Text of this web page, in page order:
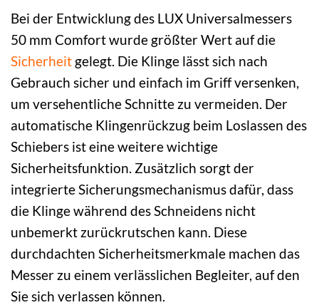
Bei der Entwicklung des LUX Universalmessers
50 mm Comfort wurde größter Wert auf die
Sicherheit gelegt. Die Klinge lässt sich nach
Gebrauch sicher und einfach im Griff versenken,
um versehentliche Schnitte zu vermeiden. Der
automatische Klingenrückzug beim Loslassen des
Schiebers ist eine weitere wichtige
Sicherheitsfunktion. Zusätzlich sorgt der
integrierte Sicherungsmechanismus dafür, dass
die Klinge während des Schneidens nicht
unbemerkt zurückrutschen kann. Diese
durchdachten Sicherheitsmerkmale machen das
Messer zu einem verlässlichen Begleiter, auf den
Sie sich verlassen können.